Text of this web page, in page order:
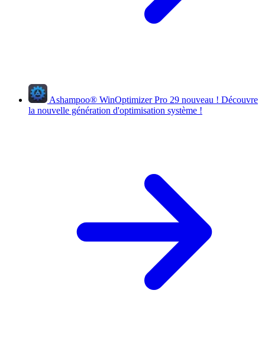
Ashampoo® WinOptimizer Pro 29 nouveau ! Découvre
la nouvelle génération d'optimisation système !